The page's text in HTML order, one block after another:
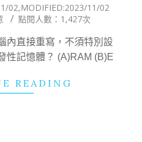
02,MODIFIED:2023/11/02
點閱人數：1,427次
內直接重寫，不須特別設
性記憶體？ (A)RAM (B)E
READING